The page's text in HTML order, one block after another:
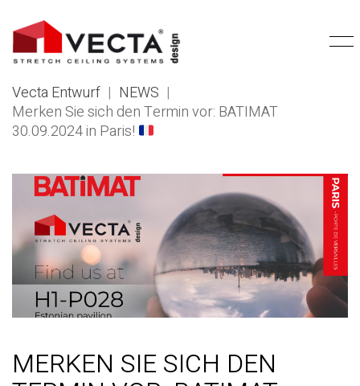
Vecta Entwurf | NEWS |
Merken Sie sich den Termin vor: BATIMAT
30.09.2024 in Paris!
MERKEN SIE SICH DEN